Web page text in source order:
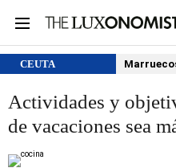
CEUTA
Actividades y
de vacaciones sea